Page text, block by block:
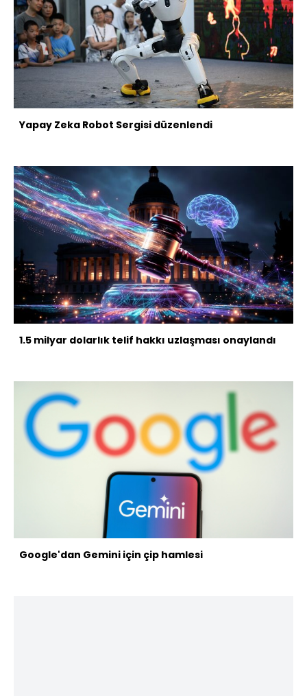
Yapay Zeka Robot Sergisi düzenlendi
1.5 milyar dolarlık telif hakkı uzlaşması onaylandı
Google'dan Gemini için çip hamlesi